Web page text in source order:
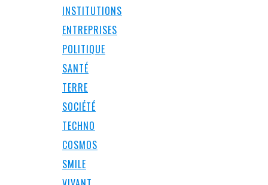
INSTITUTIONS
ENTREPRISES
POLITIQUE
SANTÉ
TERRE
SOCIÉTÉ
TECHNO
COSMOS
SMILE